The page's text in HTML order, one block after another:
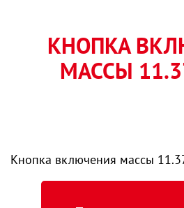
КНОПКА
МАССЫ
Кнопка включения массы